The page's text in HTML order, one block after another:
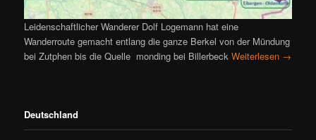
Leidenschaftlicher Wanderer Dolf Logemann hat eine
Wanderroute gemacht entlang die ganze Berkel von der Mündung
bei Zutphen bis die Quelle monding bei BillerbeckWeiterlesen →
Deutschland